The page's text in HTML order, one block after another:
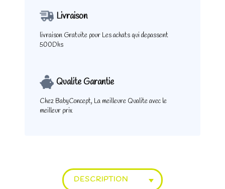
Livraison
livraison Gratuite pour Les achats qui depassent
500Dhs
Qualite Garantie
Chez BabyConcept, La meilleure Qualiteavec le
meilleur prix
DESCRIPTION